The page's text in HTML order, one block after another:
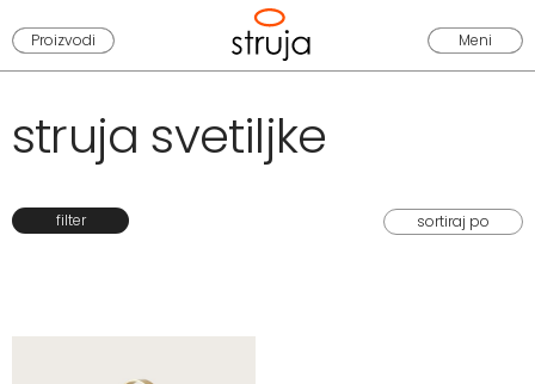
Proizvodi Meni
struja svetiljke
filter